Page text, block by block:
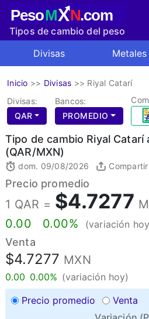
PesoMXN.com
Tipos de cambio del peso
Divisas Metales
Inicio >> Divisas >> Riyal Catarí
Divisas:
QAR
Bancos:
PROMEDIO
Tipo de cambio Riyal
(QAR/MXN)
dom. 09/08/2026 Compartir
Precio promedio
1 QAR = $4.7277
0.00
0.00% (variación
Venta
$4.7277 MXN
0.00 0.00% (variación hoy)
Precio promedio
Venta